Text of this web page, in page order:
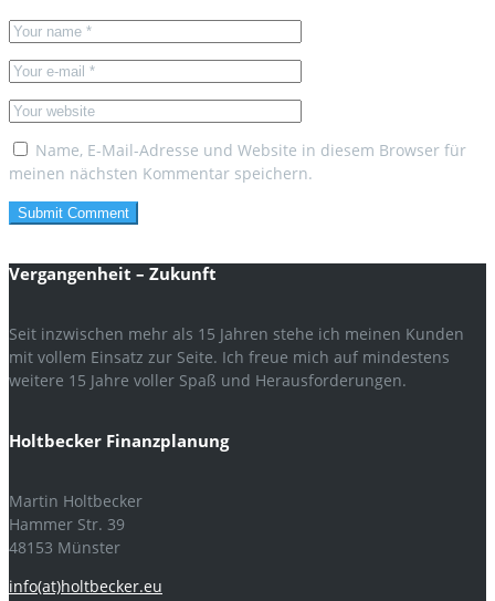
Name, E-Mail-Adresse und Website in diesem Browser für
meinen nächsten Kommentar speichern.
Vergangenheit – Zukunft
Seit inzwischen mehr als 15 Jahren stehe ich meinen Kunden
mit vollem Einsatz zur Seite. Ich freue mich auf mindestens
weitere 15 Jahre voller Spaß und Herausforderungen.
Holtbecker Finanzplanung
Martin Holtbecker
Hammer Str. 39
48153 Münster
info(at)holtbecker.eu